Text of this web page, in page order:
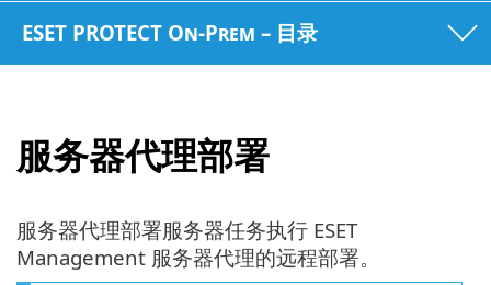
ESET PROTECT On-Prem – 目录
服务器代理部署
服务器代理部署服务器任务执行 ESET
Management 服务器代理的远程部署。